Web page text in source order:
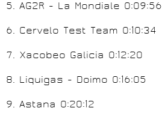
5. AG2R - La Mondiale 0:09:56
6. Cervelo Test Team 0:10:34
7. Xacobeo Galicia 0:12:20
8. Liquigas - Doimo 0:16:05
9. Astana 0:20:12